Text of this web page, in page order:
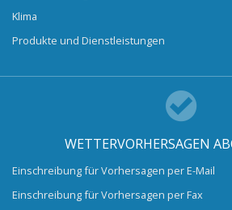
Klima
Produkte und Dienstleistungen
WETTERVORHERSAGEN
Einschreibung für Vorhersagen per E-Mail
Einschreibung für Vorhersagen per Fax